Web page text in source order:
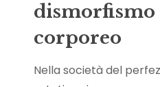
dismorfismo
corporeo
Nella società del